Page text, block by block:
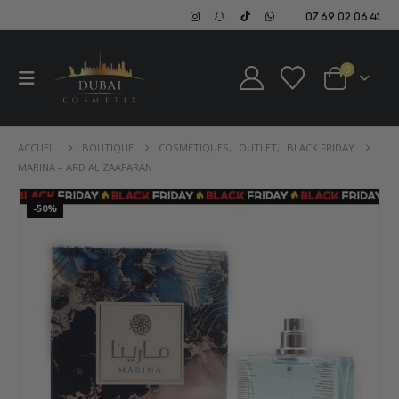
07 69 02 06 41
0
ACCUEIL BOUTIQUE COSMÉTIQUES, OUTLET,
BLACK FRIDAY
MARINA – ARD AL ZAAFARAN
-50%